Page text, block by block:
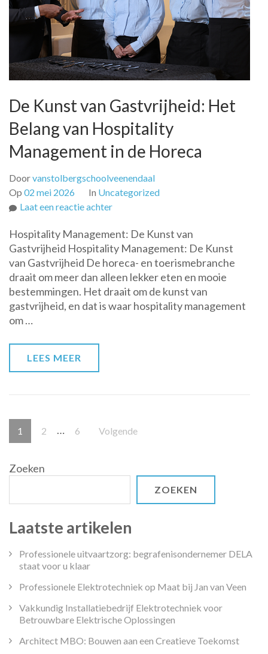
De Kunst van Gastvrijheid: Het
Belang van Hospitality
Management in de Horeca
Doorvanstolbergschoolveenendaal
Op 02 mei 2026 In Uncategorized
Laat een reactie achterop
Kunst
van
Gastvrijheid:
Het
Belang
van
Hospitality Management: De Kunst van
Gastvrijheid Hospitality Management: De Kunst
van Gastvrijheid De horeca- en toerismebranche
draait om meer dan alleen lekker eten en mooie
bestemmingen. Het draait om de kunst van
gastvrijheid, en dat is waar hospitality management
om …
LEES MEER
Berichten
paginering
Pagina
1 Pagina
2 … Pagina
6 Volgende
Zoeken
ZOEKEN
Laatste artikelen
Professionele uitvaartzorg: begrafenisondernemer DELA
staat voor u klaar
Professionele Elektrotechniek op Maat bij Jan van Veen
Vakkundig Installatiebedrijf Elektrotechniek voor
Betrouwbare Elektrische Oplossingen
Architect MBO: Bouwen aan een Creatieve Toekomst